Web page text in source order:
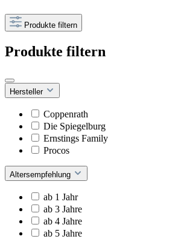
Produkte filtern
Produkte filtern
Hersteller
Coppenrath
Die Spiegelburg
Ernstings Family
Procos
Altersempfehlung
ab 1 Jahr
ab 3 Jahre
ab 4 Jahre
ab 5 Jahre